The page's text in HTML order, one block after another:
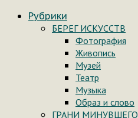
Рубрики
БЕРЕГ ИСКУССТВ
Фотография
Живопись
Музей
Театр
Музыка
Образ и слово
ГРАНИ МИНУВШЕГО